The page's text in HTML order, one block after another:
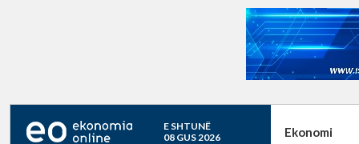
E SHTUNË
08 GUS 2026
Ekonomi